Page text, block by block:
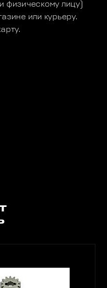
физическому лицу)
или курьеру.